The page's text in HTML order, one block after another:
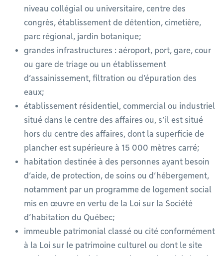
niveau collégial ou universitaire, centre des
congrès, établissement de détention, cimetière,
parc régional, jardin botanique;
grandes infrastructures : aéroport, port, gare, cour
ou gare de triage ou un établissement
d’assainissement, filtration ou d’épuration des
eaux;
établissement résidentiel, commercial ou industriel
situé dans le centre des affaires ou, s’il est situé
hors du centre des affaires, dont la superficie de
plancher est supérieure à 15 000 mètres carré;
habitation destinée à des personnes ayant besoin
d’aide, de protection, de soins ou d’hébergement,
notamment par un programme de logement social
mis en œuvre en vertu de la Loi sur la Société
d’habitation du Québec;
immeuble patrimonial classé ou cité conformément
à la Loi sur le patrimoine culturel ou dont le site